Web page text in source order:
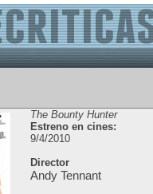
The Bounty Hunter
Estreno en cines:
9/4/2010
Director
Andy Tennant